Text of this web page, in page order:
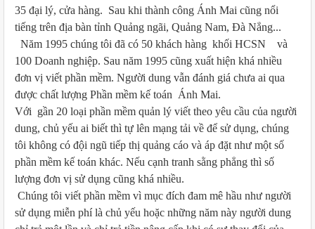
35 đại lý, cửa hàng. Sau khi thành công Ánh Mai cũng nổi
tiếng trên địa bàn tỉnh Quảng ngãi, Quảng Nam, Đà Nẳng...
Năm 1995 chúng tôi đã có 50 khách hàng khối HCSN và
100 Doanh nghiệp. Sau năm 1995 cũng xuất hiện khá nhiều
đơn vị viết phần mềm. Người dung vẫn đánh giá chưa ai qua
được chất lượng Phần mềm kế toán Ánh Mai.
Với gần 20 loại phần mềm quản lý viết theo yêu cầu của người
dung, chủ yếu ai biết thì tự lên mạng tải về để sử dụng, chúng
tôi không có đội ngũ tiếp thị quảng cáo và áp đặt như một số
phần mềm kế toán khác. Nếu cạnh tranh sằng phẳng thì số
lượng đơn vị sử dụng cũng khá nhiều.
Chúng tôi viết phần mềm vì mục đích đam mê hầu như người
sử dụng miễn phí là chủ yếu hoặc những năm này người dung